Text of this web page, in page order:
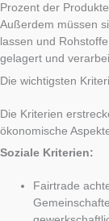
Prozent der
Außerdem müssen
lassen und
gelagert und
Die wichtigsten
Die Kriterien
ökonomische
Soziale Kriterien:
Fairtrade